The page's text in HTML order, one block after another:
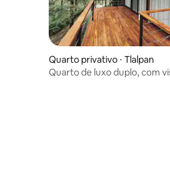
Quarto privativo ⋅ Tlalpan
Quarto de luxo duplo, com